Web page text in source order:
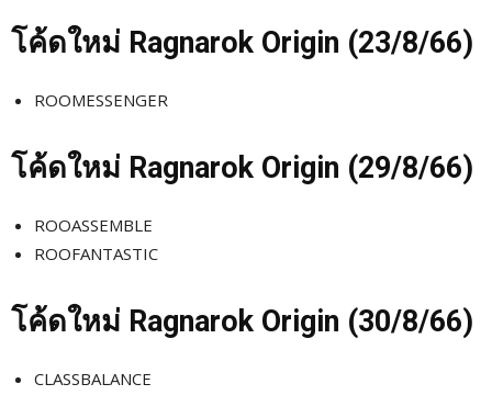
โค้ดใหม่ Ragnarok Origin (23/8/66)
ROOMESSENGER
โค้ดใหม่ Ragnarok Origin (29/8/66)
ROOASSEMBLE
ROOFANTASTIC
โค้ดใหม่ Ragnarok Origin (30/8/66)
CLASSBALANCE